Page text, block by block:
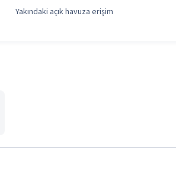
Yakındaki açık havuza erişim